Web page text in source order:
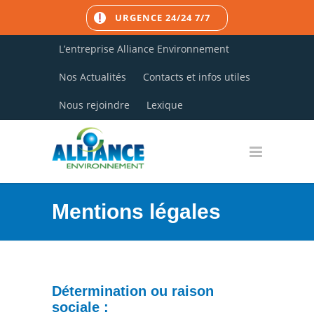
L’entreprise Alliance Environnement
Nos Actualités Contacts et infos utiles
Nous rejoindre Lexique
Mentions légales
Détermination ou raison
sociale :
URGENCE 24/24 7/7